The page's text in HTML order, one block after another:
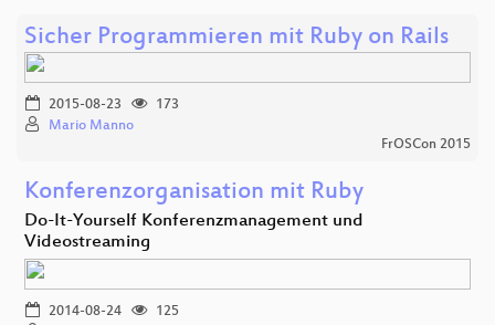
Sicher Programmieren mit Ruby on Rails
2015-08-23
173
Mario Manno
FrOSCon 2015
Konferenzorganisation mit Ruby
Do-It-Yourself Konferenzmanagement und
Videostreaming
2014-08-24 125